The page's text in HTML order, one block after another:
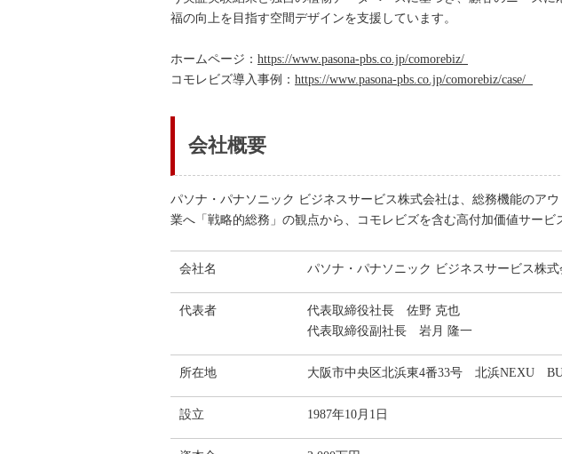
福の向上を目指す空間デザインを支援しています。
ホームページ： https://www.pasona-pbs.co.jp/comorebiz/
コモレビズ導入事例： https://www.pasona-pbs.co.jp/comorebiz/case/
会社
パソナ・パナソニック ビジネスサービス株式会社は、総務機能のアウ
業へ「戦略的総務」の観点から、コモレビズを含む高付加価値サービ
会社名 パソナ・パナソニック ビジネスサービス株式
代表者
代表取締役社長 佐野 克也
代表取締役副社長 岩月 隆一
所在地 大阪市中央区北浜東4番33号 北浜NEXU
設立 1987年10月1日